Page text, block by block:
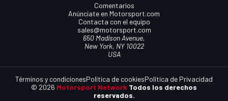
Comentarios
Anúnciate en Motorsport.com
Contacta con el equipo
sales@motorsport.com
650 Madison Avenue,
New York, NY 10022
USA
© 2026 Motorsport Network Todos los derechos
reservados.
Términos y condicionesPolítica de cookiesPolítica de Privacidad